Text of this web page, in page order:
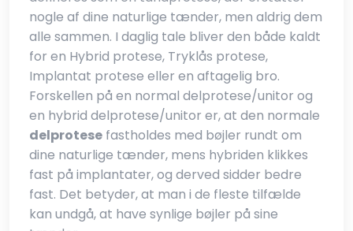
nogle af dine naturlige tænder, men aldrig dem
alle sammen. I daglig tale bliver den både kaldt
for en Hybrid protese, Tryklås protese,
Implantat protese eller en aftagelig bro.
Forskellen på en normal delprotese/unitor og
en hybrid delprotese/unitor er, at den normale
delprotesefastholdes med bøjler rundt om
dine naturlige tænder, mens hybriden klikkes
fast på implantater, og derved sidder bedre
fast. Det betyder, at man i de fleste tilfælde
kan undgå, at have synlige bøjler på sine